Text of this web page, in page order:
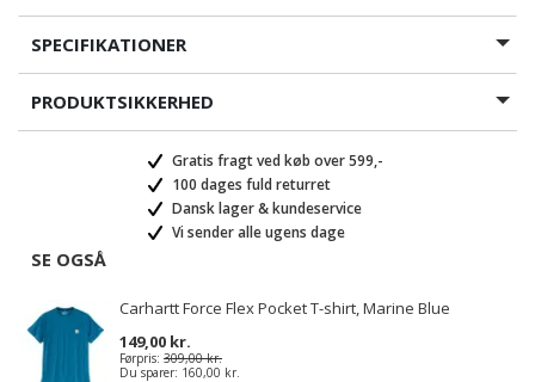
SPECIFIKATIONER
PRODUKTSIKKERHED
Gratis fragt ved køb over 599,-
100 dages fuld returret
Dansk lager & kundeservice
Vi sender alle ugens dage
SE OGSÅ
Carhartt Force Flex Pocket T-shirt, Marine Blue
149,00 kr.
Førpris: 309,00 kr.
Du sparer: 160,00 kr.